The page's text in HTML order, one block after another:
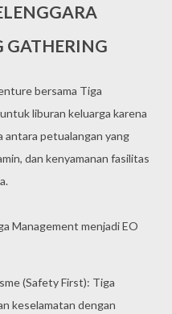
bersama Tiga
liburan keluarga karena
antara petualangan yang
dan kenyamanan fasilitas
Management menjadi EO
(Safety First): Tiga
keselamatan dengan